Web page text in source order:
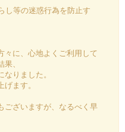
し等の迷惑行為を防止す
々に、心地よくご利用して
、
りました。
ます。
ございますが、なるべく早